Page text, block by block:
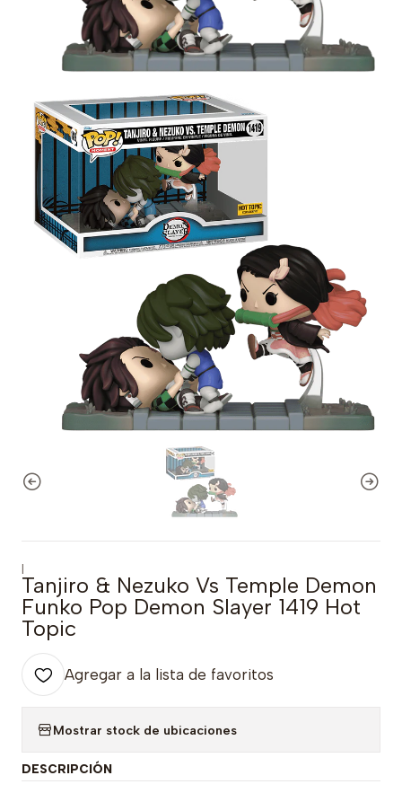
|
Tanjiro & Nezuko Vs Temple Demon
Funko Pop Demon Slayer 1419 Hot
Topic
Agregar a la lista de favoritos
Mostrar stock de ubicaciones
DESCRIPCIÓN